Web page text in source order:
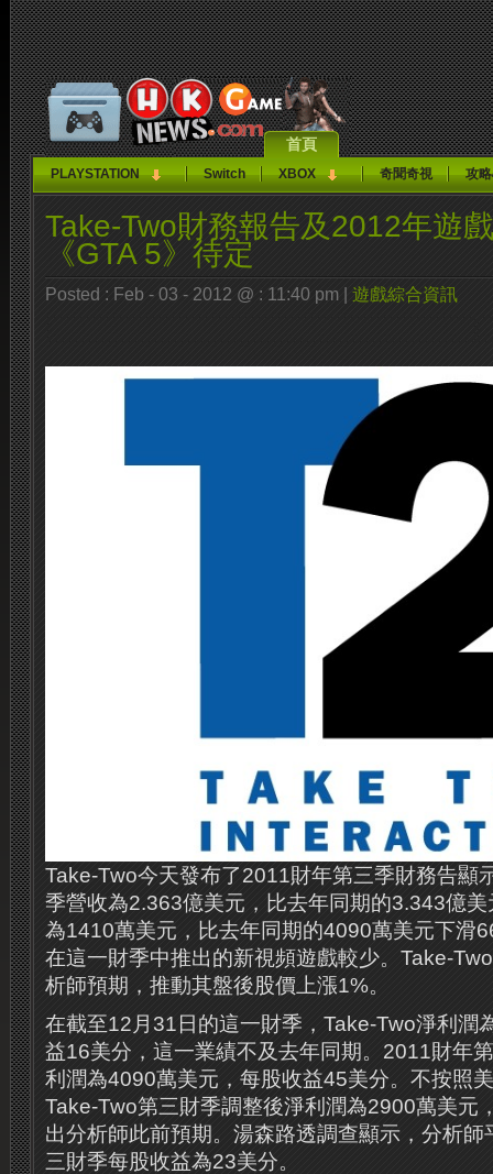
首頁
PLAYSTATION Switch XBOX 奇聞奇視 攻
Take-Two財務報告及2012年遊
《GTA 5》待定
Posted : Feb - 03 - 2012 @ : 11:40 pm | 遊戲綜合資訊
Take-Two今天發布了2011財年第三季財務告顯
季營收為2.363億美元，比去年同期的3.343億
為1410萬美元，比去年同期的4090萬美元下滑
在這一財季中推出的新視頻遊戲較少。Take-
析師預期，推動其盤後股價上漲1%。
在截至12月31日的這一財季，Take-Two淨利潤
益16美分，這一業績不及去年同期。2011財年
利潤為4090萬美元，每股收益45美分。不按照
Take-Two第三財季調整後淨利潤為2900萬美元
出分析師此前預期。湯森路透調查顯示，分析師
三財季每股收益為23美分。